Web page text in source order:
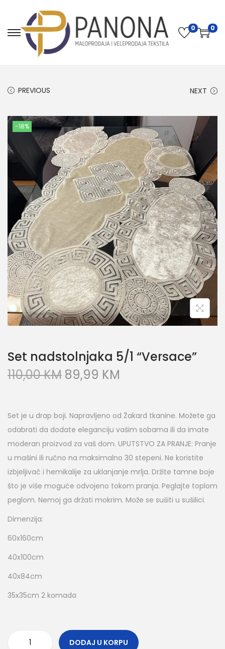
0 0
PREVIOUS NEXT
-18%
Set nadstolnjaka 5/1 “Versace”
110,00KM 89,99 KM
Set je u drap boji. Napravljeno od Žakard tkanine. Možete ga
odabrati da dodate eleganciju vašim sobama ili da imate
moderan proizvod za vaš dom. UPUTSTVO ZA PRANJE: Pranje
u mašini ili ručno na maksimalno 30 stepeni. Ne koristite
izbjeljivač i hemikalije za uklanjanje mrlja. Držite tamne boje
što je više moguće odvojeno tokom pranja. Peglajte toplom
peglom. Nemoj ga držati mokrim. Može se sušiti u sušilici.
Dimenzija:
60x160cm
40x100cm
40x84cm
35x35cm 2 komada
DODAJ U KORPU